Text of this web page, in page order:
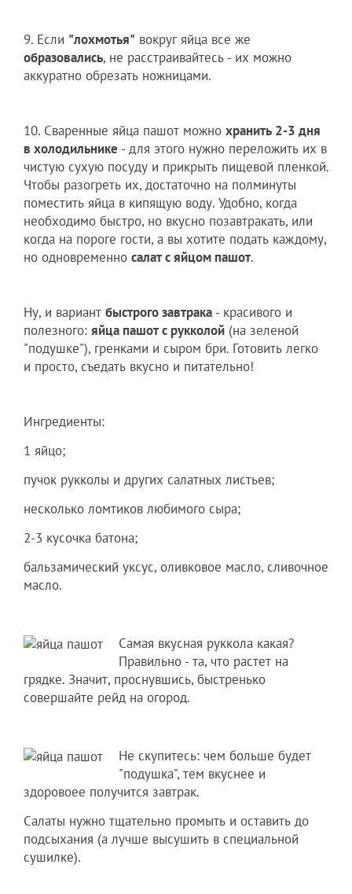
9. Если "лохмотья" вокруг яйца все же
образовались, не расстраивайтесь - их можно
аккуратно обрезать ножницами.
10. Сваренные яйца пашот можно хранить 2-3 дня
в холодильнике - для этого нужно переложить их в
чистую сухую посуду и прикрыть пищевой пленкой.
Чтобы разогреть их, достаточно на полминуты
поместить яйца в кипящую воду. Удобно, когда
необходимо быстро, но вкусно позавтракать, или
когда на пороге гости, а вы хотите подать каждому,
но одновременно салат с яйцом пашот.
Ну, и вариант быстрого завтрака - красивого и
полезного: яйца пашот с рукколой (на зеленой
"подушке"), гренками и сыром бри. Готовить легко
и просто, съедать вкусно и питательно!
Ингредиенты:
1 яйцо;
пучок рукколы и других салатных листьев;
несколько ломтиков любимого сыра;
2-3 кусочка батона;
бальзамический уксус, оливковое масло, сливочное
масло.
Самая вкусная руккола какая?
Правильно - та, что растет на
грядке. Значит, проснувшись, быстренько
совершайте рейд на огород.
Не скупитесь: чем больше будет
"подушка", тем вкуснее и
здоровоее получится завтрак.
Салаты нужно тщательно промыть и оставить до
подсыхания (а лучше высушить в специальной
сушилке).